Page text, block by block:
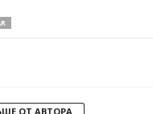
ОТ АВТОРА